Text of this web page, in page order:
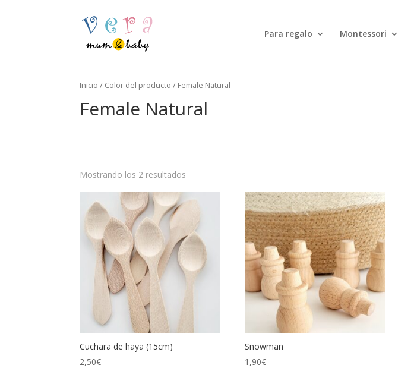
Para regalo Montessori
Inicio / Color del producto / Female Natural
Female Natural
Mostrando los 2 resultados
Cuchara de haya (15cm)
2,50€
Snowman
1,90€